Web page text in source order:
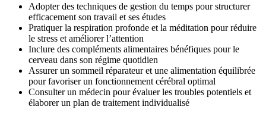
Adopter des techniques de gestion du temps pour structurer
efficacement son travail et ses études
Pratiquer la respiration profonde et la méditation pour réduire
le stress et améliorer l’attention
Inclure des compléments alimentaires bénéfiques pour le
cerveau dans son régime quotidien
Assurer un sommeil réparateur et une alimentation équilibrée
pour favoriser un fonctionnement cérébral optimal
Consulter un médecin pour évaluer les troubles potentiels et
élaborer un plan de traitement individualisé